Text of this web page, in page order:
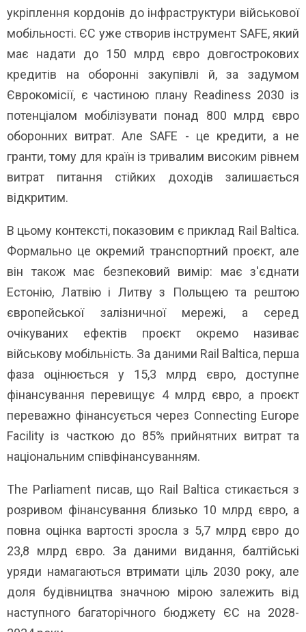
укріплення кордонів до інфраструктури військової
мобільності. ЄС уже створив інструмент SAFE, який
має надати до 150 млрд євро довгострокових
кредитів на оборонні закупівлі й, за задумом
Єврокомісії, є частиною плану Readiness 2030 із
потенціалом мобілізувати понад 800 млрд євро
оборонних витрат. Але SAFE - це кредити, а не
гранти, тому для країн із тривалим високим рівнем
витрат питання стійких доходів залишається
відкритим.
В цьому контексті, показовим є приклад Rail Baltica.
Формально це окремий транспортний проєкт, але
він також має безпековий вимір: має з'єднати
Естонію, Латвію і Литву з Польщею та рештою
європейської залізничної мережі, а серед
очікуваних ефектів проєкт окремо називає
військову мобільність. За даними Rail Baltica, перша
фаза оцінюється у 15,3 млрд євро, доступне
фінансування перевищує 4 млрд євро, а проєкт
переважно фінансується через Connecting Europe
Facility із часткою до 85% прийнятних витрат та
національним співфінансуванням.
The Parliament писав, що Rail Baltica стикається з
розривом фінансування близько 10 млрд євро, а
повна оцінка вартості зросла з 5,7 млрд євро до
23,8 млрд євро. За даними видання, балтійські
уряди намагаються втримати ціль 2030 року, але
доля будівництва значною мірою залежить від
наступного багаторічного бюджету ЄС на 2028-